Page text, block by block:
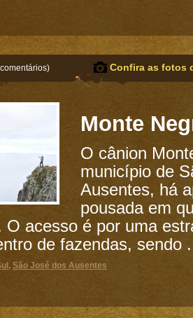
) Confira as fotos
Monte
O cânion
município de
Ausentes, há
pousada em
O acesso é por uma
de fazendas, sendo
, São José dos Ausentes